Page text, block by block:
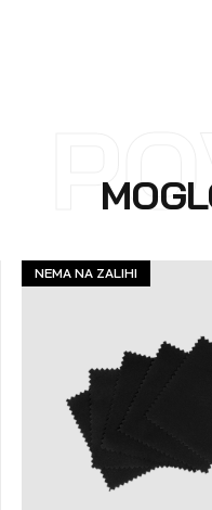
NEMA NA ZALIHI